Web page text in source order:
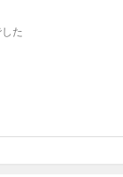
た